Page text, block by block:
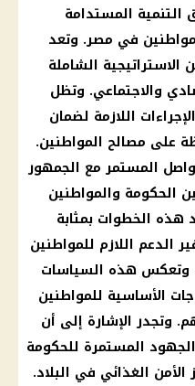
التنمية المستدامة
في مصر. وتعد
الشاملة
والاجتماعي. وتظل
اللازمة لضمان
على مصالح المواطنين.
المستمر مع الجمهور
الحكومة والمواطنين
هذه الخطوات بمثابة
الدعم اللازم للمواطنين
وتعكس هذه السياسات
الأساسية للمواطنين
الإشارة إلى أن
المستمرة للحكومة
الغذائي في البلاد.